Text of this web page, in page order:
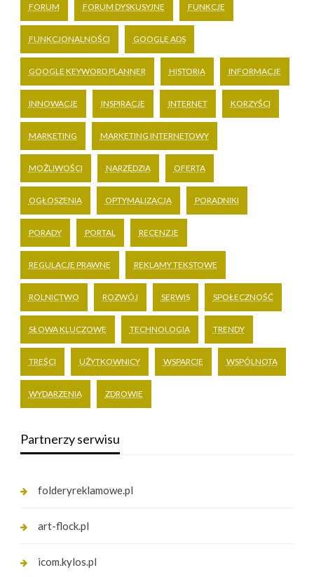
FORUM FORUM DYSKUSYJNE FUNKCJE
FUNKCJONALNOŚCI GOOGLE ADS
GOOGLE KEYWORD PLANNER HISTORIA INFORMACJE
INNOWACJE INSPIRACJE INTERNET KORZYŚCI
MARKETING MARKETING INTERNETOWY
MOŻLIWOŚCI NARZĘDZIA OFERTA
OGŁOSZENIA OPTYMALIZACJA PORADNIKI
PORADY PORTAL RECENZJE
REGULACJE PRAWNE REKLAMY TEKSTOWE
ROLNICTWO ROZWÓJ SERWIS SPOŁECZNOŚĆ
SŁOWA KLUCZOWE TECHNOLOGIA TRENDY
TREŚCI UŻYTKOWNICY WSPARCIE WSPÓLNOTA
WYDARZENIA ZDROWIE
Partnerzy serwisu
folderyreklamowe.pl
art-flock.pl
icom.kylos.pl